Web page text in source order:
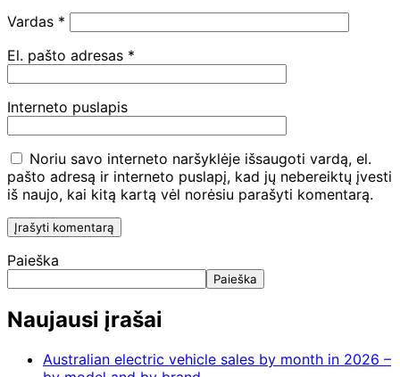
Vardas *
El. pašto adresas *
Interneto puslapis
Noriu savo interneto naršyklėje išsaugoti vardą, el.
pašto adresą ir interneto puslapį, kad jų nebereiktų įvesti
iš naujo, kai kitą kartą vėl norėsiu parašyti komentarą.
Paieška
Paieška
Naujausi įrašai
Australian electric vehicle sales by month in 2026 –